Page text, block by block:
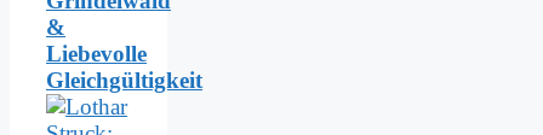
&
Liebevolle
Gleichgültigkeit